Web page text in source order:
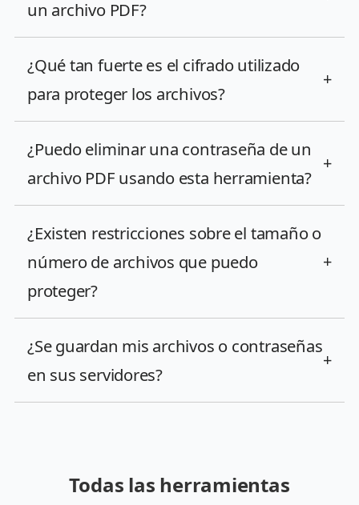
un archivo PDF?
¿Qué tan fuerte es el cifrado utilizado
para proteger los archivos?
+
¿Puedo eliminar una contraseña de un
archivo PDF usando esta herramienta?
+
¿Existen restricciones sobre el tamaño o
número de archivos que puedo
proteger?
+
¿Se guardan mis archivos o contraseñas
en sus servidores?
+
Todas las herramientas